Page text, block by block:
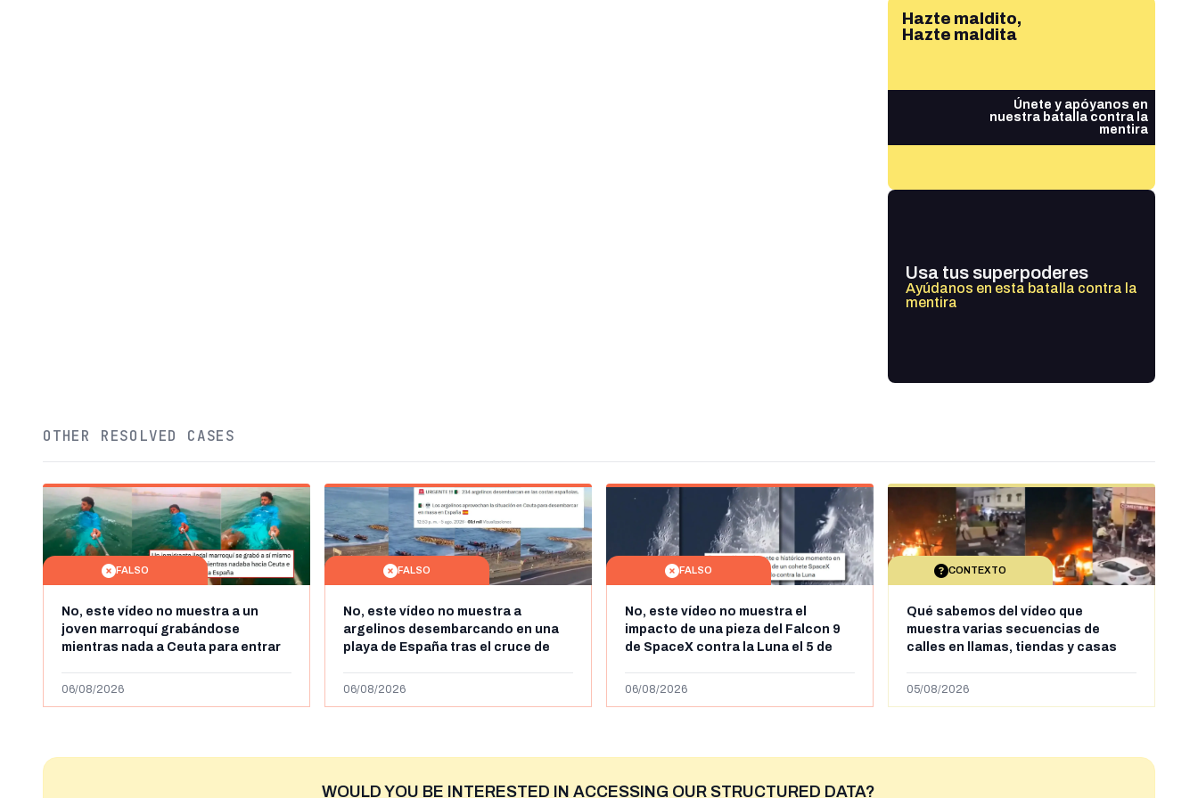
Hazte maldito,
Hazte maldita
Únete y apóyanos en
nuestra batalla contra la
mentira
Usa tus superpoderes
Ayúdanos en esta batalla contra la
mentira
OTHER RESOLVED CASES
FALSO
No, este vídeo no muestra a un
joven marroquí grabándose
mientras nada a Ceuta para entrar
más de 450km de Ceuta y el autor lo
06/08/2026
FALSO
No, este vídeo no muestra a
argelinos desembarcando en una
playa de España tras el cruce de
de julio de 2026: son imágenes de
06/08/2026
FALSO
No, este vídeo no muestra el
impacto de una pieza del Falcon 9
de SpaceX contra la Luna el 5 de
menos abril de 2026
06/08/2026
CONTEXTO
Qué sabemos del vídeo que
muestra varias secuencias de
calles en llamas, tiendas y casas
supuestamente en España tras la
05/08/2026
WOULD YOU BE INTERESTED IN ACCESSING OUR STRUCTURED DATA?